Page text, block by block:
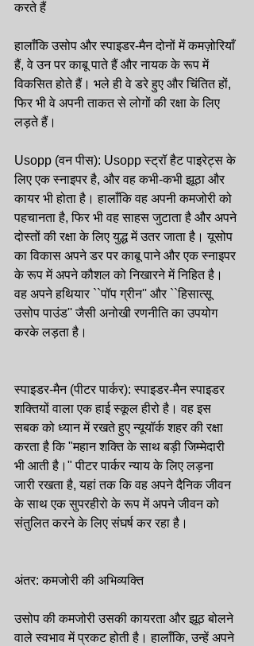
करते हैं
हालाँकि उसोप और स्पाइडर-मैन दोनों में कमज़ोरियाँ
हैं, वे उन पर काबू पाते हैं और नायक के रूप में
विकसित होते हैं। भले ही वे डरे हुए और चिंतित हों,
फिर भी वे अपनी ताकत से लोगों की रक्षा के लिए
लड़ते हैं।
Usopp (वन पीस): Usopp स्ट्रॉ हैट पाइरेट्स के
लिए एक स्नाइपर है, और वह कभी-कभी झूठा और
कायर भी होता है। हालाँकि वह अपनी कमजोरी को
पहचानता है, फिर भी वह साहस जुटाता है और अपने
दोस्तों की रक्षा के लिए युद्ध में उतर जाता है। यूसोप
का विकास अपने डर पर काबू पाने और एक स्नाइपर
के रूप में अपने कौशल को निखारने में निहित है।
वह अपने हथियार ``पॉप ग्रीन'' और ``हिसात्सू
उसोप पाउंड'' जैसी अनोखी रणनीति का उपयोग
करके लड़ता है।
स्पाइडर-मैन (पीटर पार्कर): स्पाइडर-मैन स्पाइडर
शक्तियों वाला एक हाई स्कूल हीरो है। वह इस
सबक को ध्यान में रखते हुए न्यूयॉर्क शहर की रक्षा
करता है कि "महान शक्ति के साथ बड़ी जिम्मेदारी
भी आती है।" पीटर पार्कर न्याय के लिए लड़ना
जारी रखता है, यहां तक ​​​​कि वह अपने दैनिक जीवन
के साथ एक सुपरहीरो के रूप में अपने जीवन को
संतुलित करने के लिए संघर्ष कर रहा है।
अंतर: कमजोरी की अभिव्यक्ति
उसोप की कमजोरी उसकी कायरता और झूठ बोलने
वाले स्वभाव में प्रकट होती है। हालाँकि, उन्हें अपने